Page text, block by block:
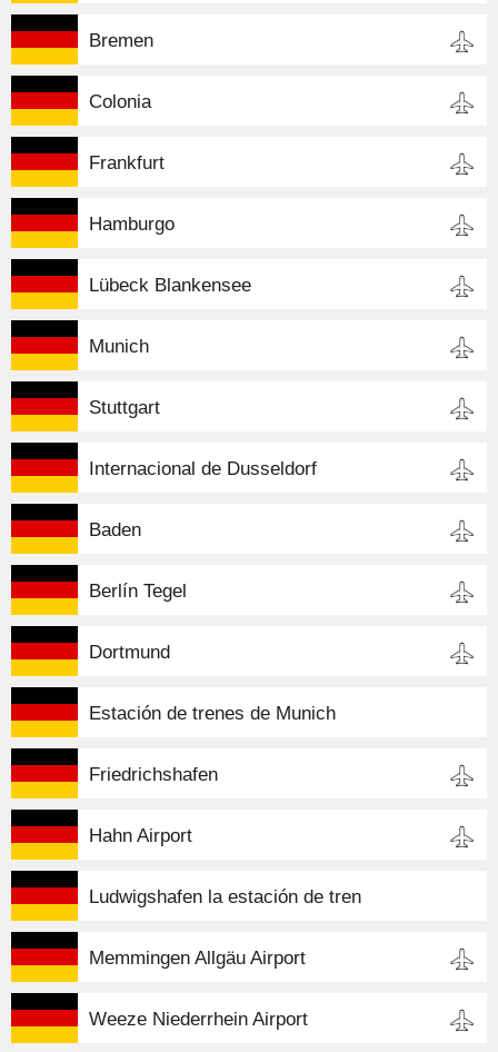
Bremen
Colonia
Frankfurt
Hamburgo
Lübeck Blankensee
Munich
Stuttgart
Internacional de Dusseldorf
Baden
Berlín Tegel
Dortmund
Estación de trenes de Munich
Friedrichshafen
Hahn Airport
Ludwigshafen la estación de tren
Memmingen Allgäu Airport
Weeze Niederrhein Airport